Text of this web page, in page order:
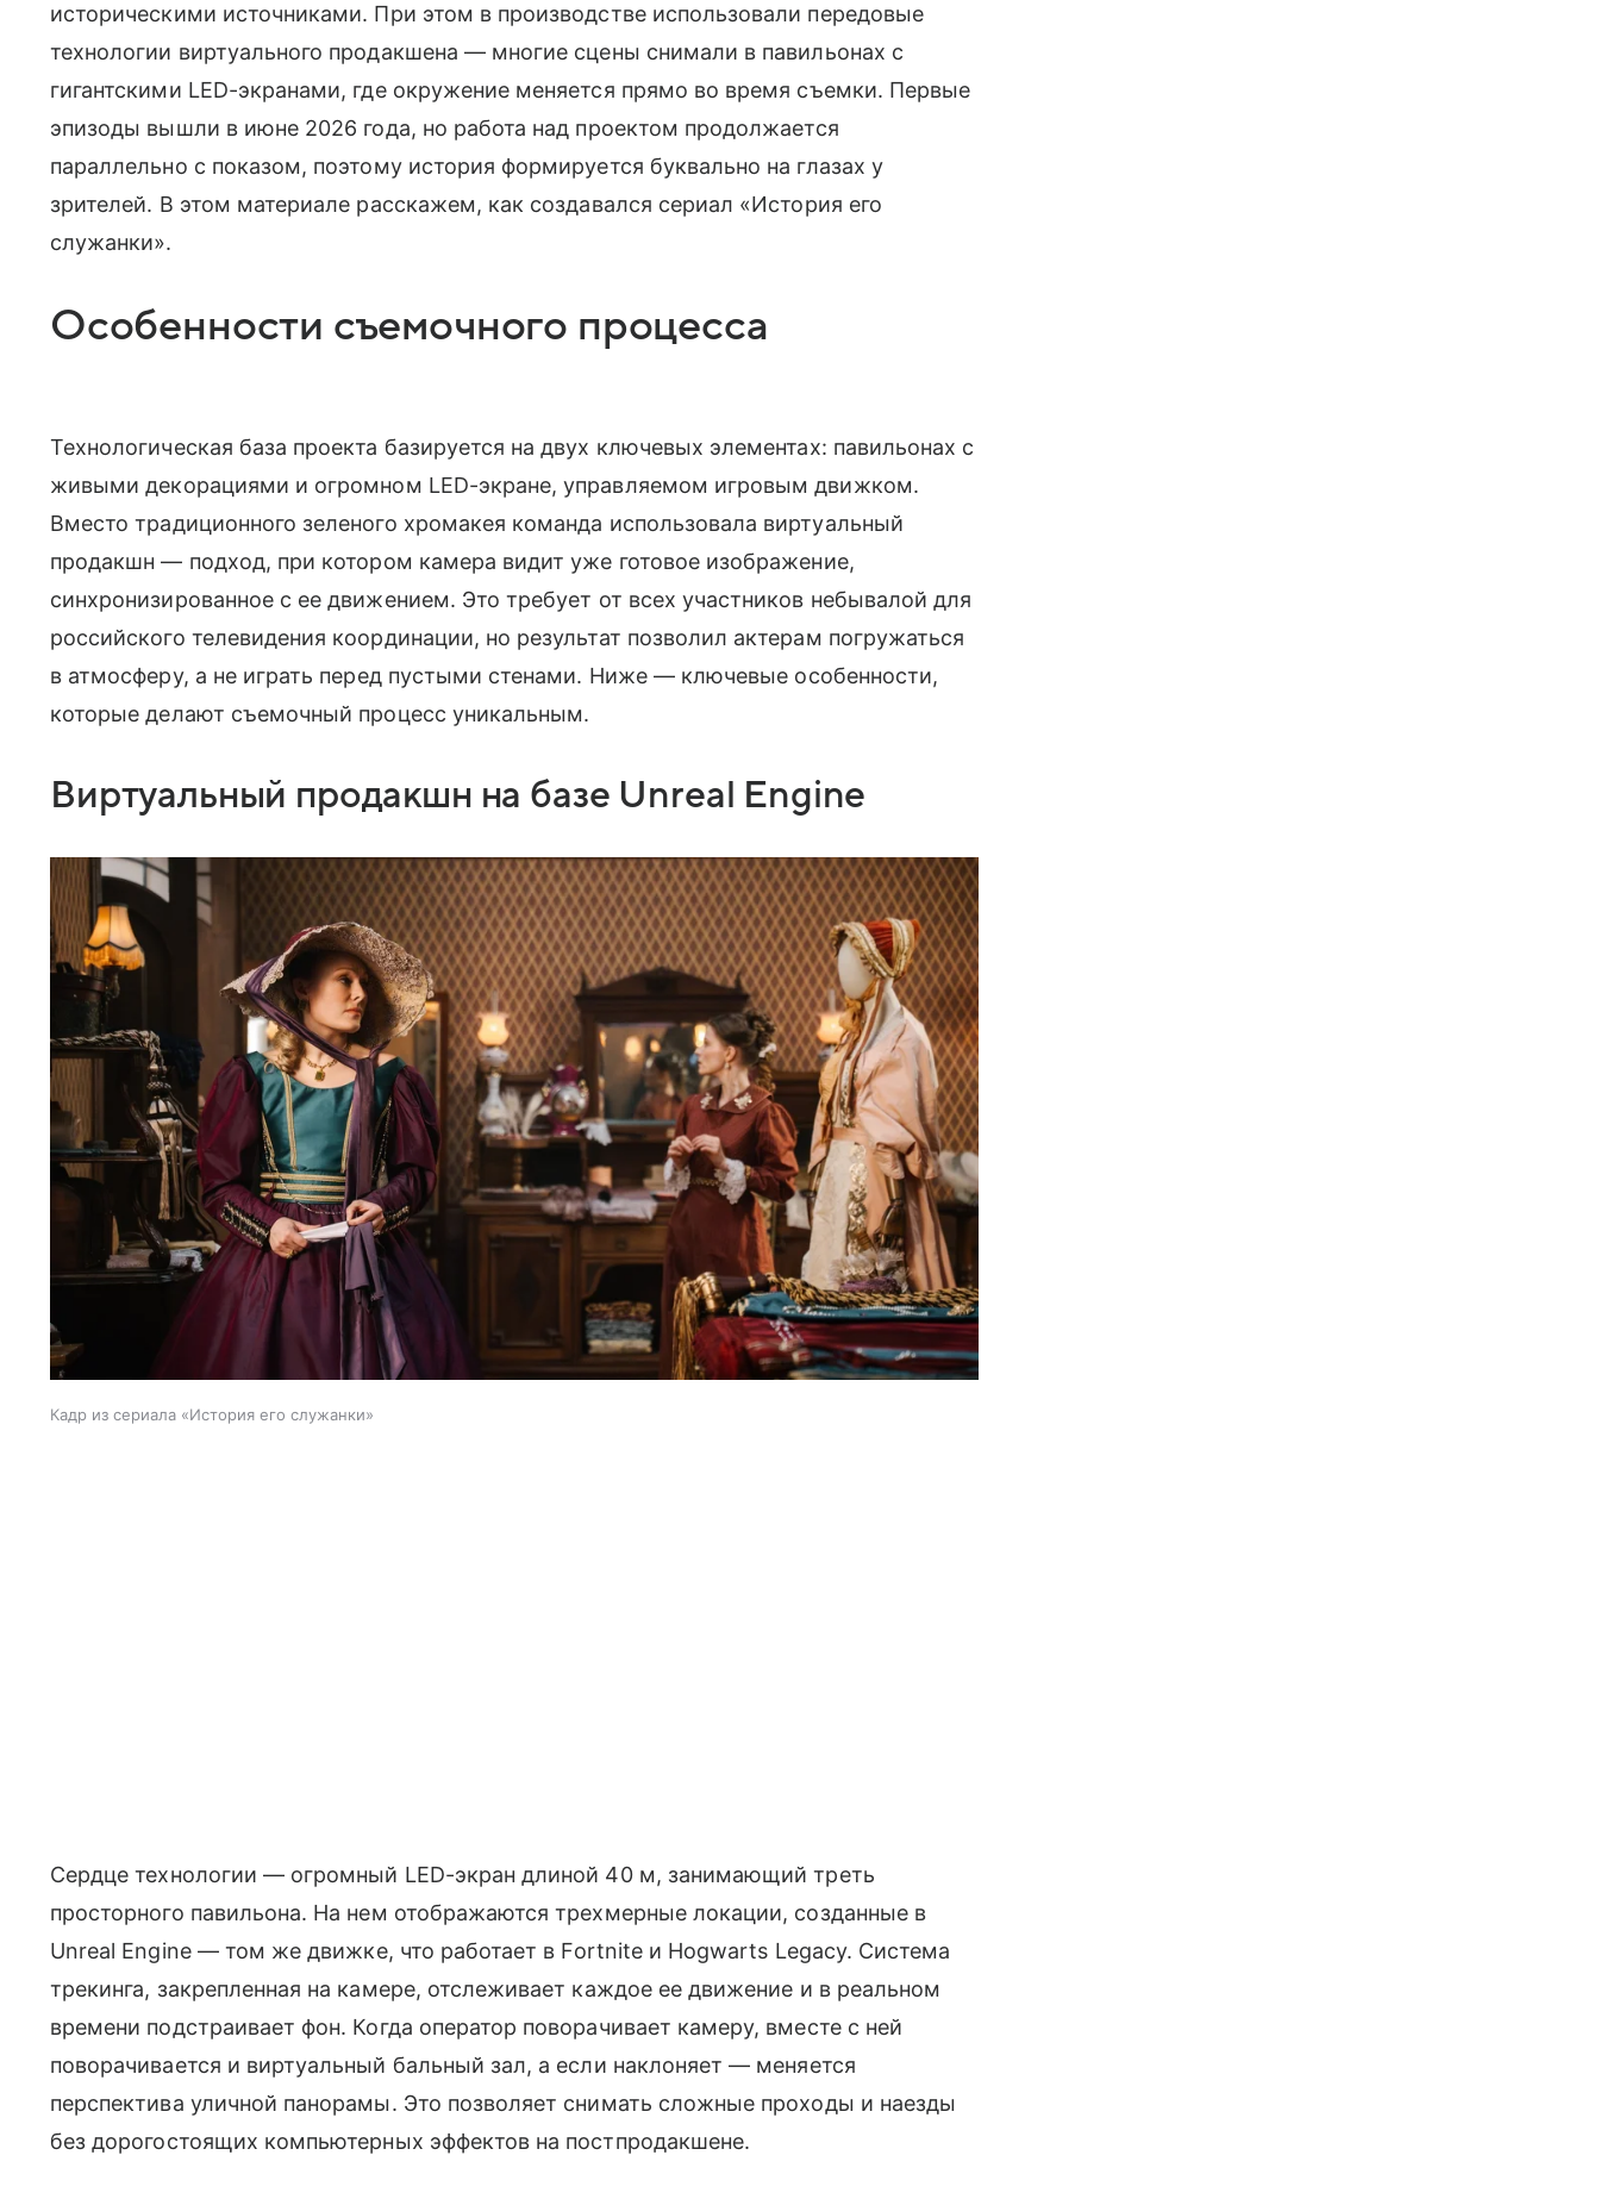
историческими источниками. При этом в производстве использовали передовые
технологии виртуального продакшена — многие сцены снимали в павильонах с
гигантскими LED-экранами, где окружение меняется прямо во время съемки. Первые
эпизоды вышли в июне 2026 года, но работа над проектом продолжается
параллельно с показом, поэтому история формируется буквально на глазах у
зрителей. В этом материале расскажем, как создавался сериал «История его
служанки».
Особенности съемочного процесса
Технологическая база проекта базируется на двух ключевых элементах: павильонах с
живыми декорациями и огромном LED-экране, управляемом игровым движком.
Вместо традиционного зеленого хромакея команда использовала виртуальный
продакшн — подход, при котором камера видит уже готовое изображение,
синхронизированное с ее движением. Это требует от всех участников небывалой для
российского телевидения координации, но результат позволил актерам погружаться
в атмосферу, а не играть перед пустыми стенами. Ниже — ключевые особенности,
которые делают съемочный процесс уникальным.
Виртуальный продакшн на базе Unreal Engine
Кадр из сериала «История его служанки»
Сердце технологии — огромный LED-экран длиной 40 м, занимающий треть
просторного павильона. На нем отображаются трехмерные локации, созданные в
Unreal Engine — том же движке, что работает в Fortnite и Hogwarts Legacy. Система
трекинга, закрепленная на камере, отслеживает каждое ее движение и в реальном
времени подстраивает фон. Когда оператор поворачивает камеру, вместе с ней
поворачивается и виртуальный бальный зал, а если наклоняет — меняется
перспектива уличной панорамы. Это позволяет снимать сложные проходы и наезды
без дорогостоящих компьютерных эффектов на постпродакшене.